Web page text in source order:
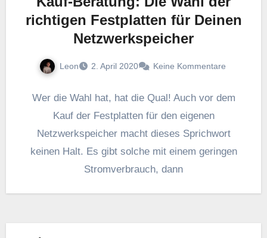
richtigen Festplatten für Deinen
Netzwerkspeicher
Leon 2. April 2020 Keine Kommentare
Wer die Wahl hat, hat die Qual! Auch vor dem
Kauf der Festplatten für den eigenen
Netzwerkspeicher macht dieses Sprichwort
keinen Halt. Es gibt solche mit einem geringen
Stromverbrauch, dann